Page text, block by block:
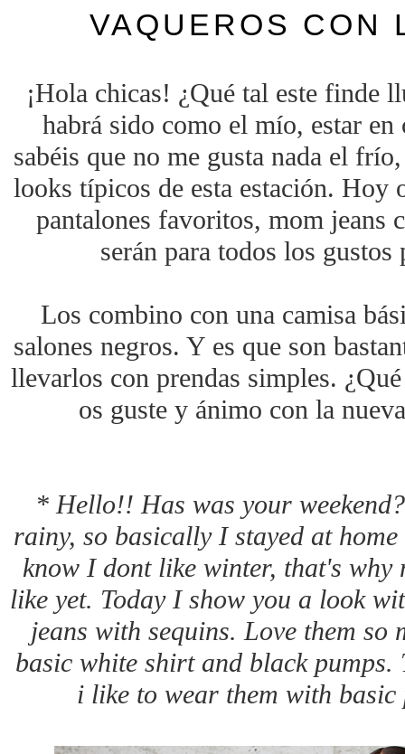
VAQUEROS CON
¡Hola chicas! ¿Qué tal este finde
habrá sido como el mío, estar
sabéis que no me gusta nada el
looks típicos de esta estación. Hoy
pantalones favoritos, mom jeans
serán para todos los
Los combino con una camisa
salones negros. Y es que son
llevarlos con prendas simples.
os guste y ánimo con la
* Hello!! Has was your
rainy, so basically I stayed at
know I dont like winter, that's
like yet. Today I show you a look
jeans with sequins. Love them
basic white shirt and black
i like to wear them with